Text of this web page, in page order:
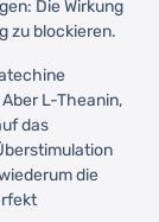
Die Wirkung
zu blockieren.
L-Theanin,
das
die